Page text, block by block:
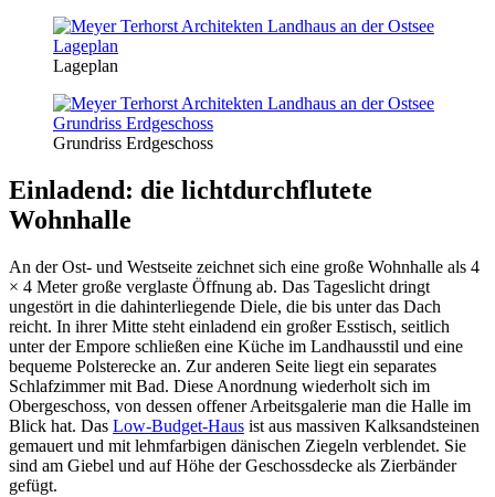
La­ge­plan
Grun­d­riss Erd­ge­schoss
Einladend: die lichtdurchflutete
Wohnhalle
An der Ost- und Westseite zeichnet sich eine große Wohnhalle als 4
× 4 Meter große verglaste Öffnung ab. Das Tageslicht dringt
ungestört in die dahinterliegende Diele, die bis unter das Dach
reicht. In ihrer Mitte steht einladend ein großer Esstisch, seitlich
unter der Empore schließen eine Küche im Landhausstil und eine
bequeme Polsterecke an. Zur anderen Seite liegt ein separates
Schlafzimmer mit Bad. Diese Anordnung wiederholt sich im
Obergeschoss, von dessen offener Arbeitsgalerie man die Halle im
Blick hat. Das Low-Budget-Haus ist aus massiven Kalksandsteinen
gemauert und mit lehmfarbigen dänischen Ziegeln verblendet. Sie
sind am Giebel und auf Höhe der Geschossdecke als Zierbänder
gefügt.